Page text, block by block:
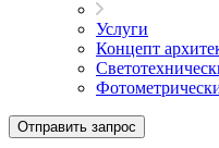
Услуги
Концепт
Отправить запрос